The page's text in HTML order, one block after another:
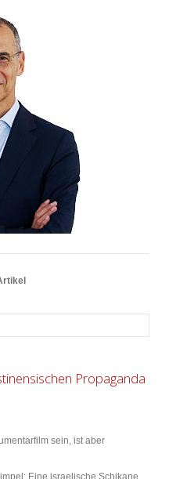
Propaganda
sein, ist aber